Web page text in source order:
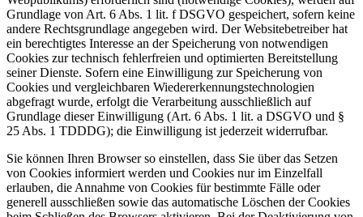
Grundlage von Art. 6 Abs. 1 lit. f DSGVO gespeichert, sofern keine
andere Rechtsgrundlage angegeben wird. Der Websitebetreiber hat
ein berechtigtes Interesse an der Speicherung von notwendigen
Cookies zur technisch fehlerfreien und optimierten Bereitstellung
seiner Dienste. Sofern eine Einwilligung zur Speicherung von
Cookies und vergleichbaren Wiedererkennungstechnologien
abgefragt wurde, erfolgt die Verarbeitung ausschließlich auf
Grundlage dieser Einwilligung (Art. 6 Abs. 1 lit. a DSGVO und §
25 Abs. 1 TDDDG); die Einwilligung ist jederzeit widerrufbar.
Sie können Ihren Browser so einstellen, dass Sie über das Setzen
von Cookies informiert werden und Cookies nur im Einzelfall
erlauben, die Annahme von Cookies für bestimmte Fälle oder
generell ausschließen sowie das automatische Löschen der Cookies